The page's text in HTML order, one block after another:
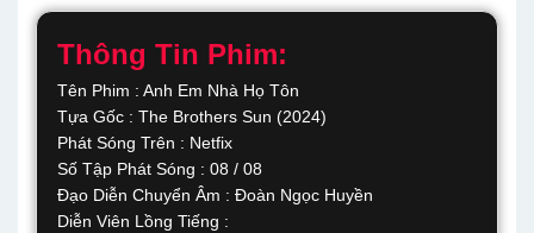
Thông Tin Phim:
Tên Phim : Anh Em Nhà Họ Tôn
Tựa Gốc : The Brothers Sun (2024)
Phát Sóng Trên : Netfix
Số Tập Phát Sóng : 08 / 08
Đạo Diễn Chuyển Âm : Đoàn Ngọc Huyền
Diễn Viên Lồng Tiếng :